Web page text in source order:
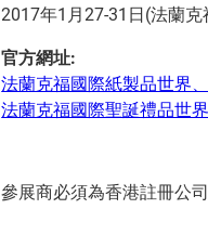
2017年1月27-31日(法蘭
官方網址:
法蘭克福國際紙製品世界
法蘭克福國際聖誕禮品世界
參展商必須為香港註冊公司